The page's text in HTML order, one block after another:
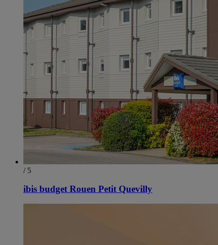
/ 5
ibis budget Rouen Petit Quevilly